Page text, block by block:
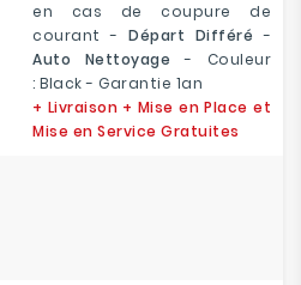
en cas de coupure de
courant - Départ Différé -
Auto Nettoyage - Couleur
: Black - Garantie 1an
+ Livraison + Mise en Place et
Mise en Service Gratuites